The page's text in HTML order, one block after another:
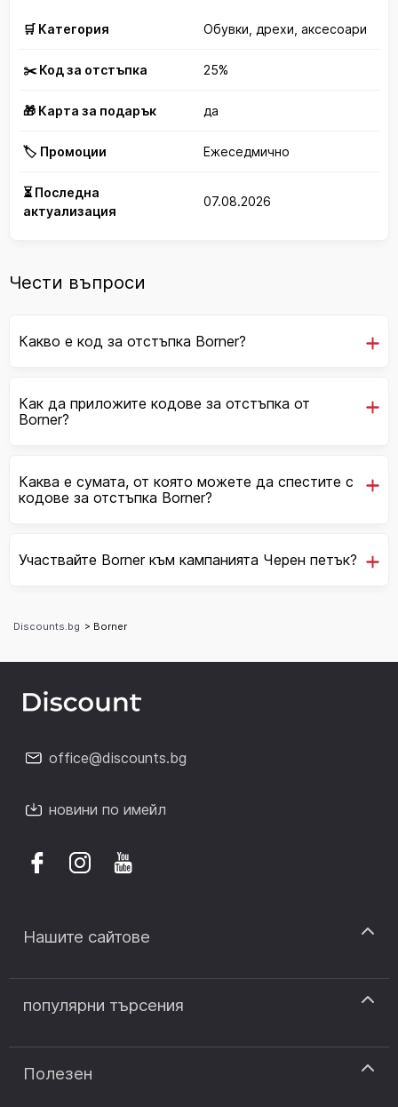
🛒 Категория Обувки, дрехи, аксесоари
✂️ Код за отстъпка 25%
🎁 Карта за подарък да
🏷️ Промоции Ежеседмично
⏳ Последна
актуализация
07.08.2026
Чести въпроси
Какво е код за отстъпка Borner?
Как да приложите кодове за отстъпка от
Borner?
Каква е сумата, от която можете да спестите с
кодове за отстъпка Borner?
Участвайте Borner към кампанията Черен петък?
Discounts.bg > Borner
office@discounts.bg
новини по имейл
Нашите сайтове
discount.sk
discount.ro
популярни търсения
код за отстъпка answear
код за отстъпка modivo
Полезен